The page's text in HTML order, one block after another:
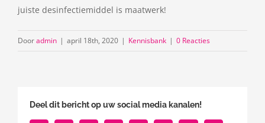
juiste desinfectiemiddel is maatwerk!
Dooradmin | april 18th, 2020 | Kennisbank | 0 Reacties
Deel dit bericht op uw social media kanalen!